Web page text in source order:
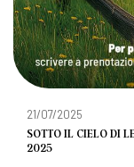
21/07/2025
SOTTO IL CIELO DI
2025